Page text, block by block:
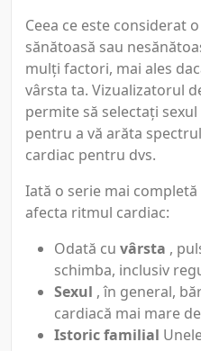
Ceea ce este considerat
sănătoasă sau
mulți factori, mai ales
vârsta ta. Vizualizatorul
permite să selectați
pentru a vă arăta
cardiac pentru dvs.
Iată o serie mai
afecta ritmul cardiac:
Odată cu vârsta ,
schimba, inclusiv
Sexul , în general,
cardiacă mai mare
Istoric familial